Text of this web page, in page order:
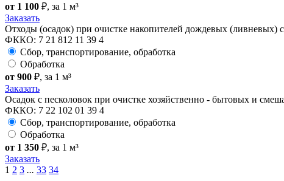
от 1 100 ₽, за 1 м³
Заказать
Отходы (осадок) при очистке накопителей дождевых (ливневых)
ФККО: 7 21 812 11 39 4
Сбор, транспортирование, обработка
Обработка
от 900 ₽, за 1 м³
Заказать
Осадок с песколовок при очистке хозяйственно - бытовых и
ФККО: 7 22 102 01 39 4
Сбор, транспортирование, обработка
Обработка
от 1 350 ₽, за 1 м³
Заказать
1 2 3 ... 33 34